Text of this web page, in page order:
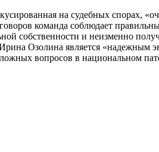
на судебных спорах,
команда соблюдает
собственности и неизменно
Озолина является «надежным
вопросов в национальном